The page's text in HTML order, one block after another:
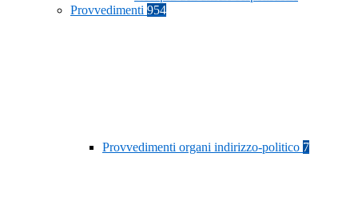
Provvedimenti 954
Provvedimenti organi indirizzo-politico 7